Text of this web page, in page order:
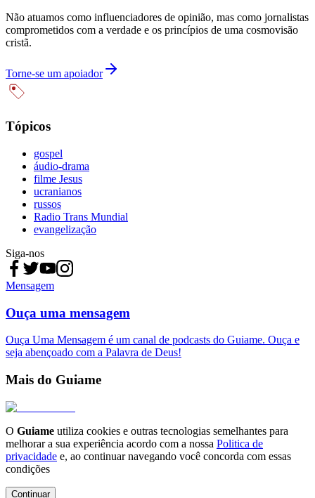
Não atuamos como influenciadores de opinião, mas como jornalistas
comprometidos com a verdade e os princípios de uma cosmovisão
cristã.
Torne-se um apoiador
Tópicos
gospel
áudio-drama
filme Jesus
ucranianos
russos
Radio Trans Mundial
evangelização
Siga-nos
Mensagem
Ouça uma mensagem
Ouça Uma Mensagem é um canal de podcasts do Guiame. Ouça e
seja abençoado com a Palavra de Deus!
Mais do Guiame
O Guiame utiliza cookies e outras tecnologias semelhantes para
melhorar a sua experiência acordo com a nossa Politica de
privacidade e, ao continuar navegando você concorda com essas
condições
Continuar